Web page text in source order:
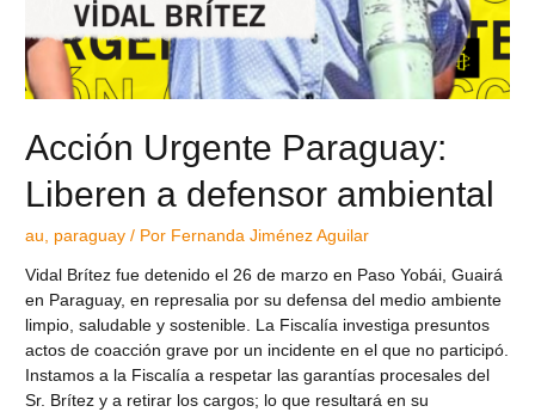
Acción Urgente Paraguay:
Liberen a defensor ambiental
au paraguay / Por Fernanda Jiménez Aguilar
Vidal Brítez fue detenido el 26 de marzo en Paso Yobái, Guairá
en Paraguay, en represalia por su defensa del medio ambiente
limpio, saludable y sostenible. La Fiscalía investiga presuntos
actos de coacción grave por un incidente en el que no participó.
Instamos a la Fiscalía a respetar las garantías procesales del
Sr. Brítez y a retirar los cargos; lo que resultará en su